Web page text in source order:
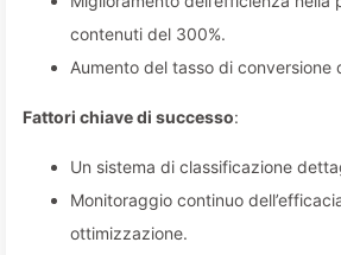
contenuti del 300%.
Aumento del tasso di conversione
Fattori chiave di successo:
Un sistema di classificazione
Monitoraggio continuo
ottimizzazione.